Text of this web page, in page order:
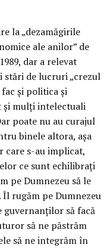
la „dezamăgirile
ale anilor” de
dar a relevat
stări de lucruri „crezul
şi politica şi
şi mulţi intelectuali
poate nu au curajul
binele altora, aşa
care s-au implicat,
ce sunt echilibraţi
pe Dumnezeu să le
Îl rugăm pe Dumnezeu
guvernanţilor să facă
să ne păstrăm
să ne integrăm în